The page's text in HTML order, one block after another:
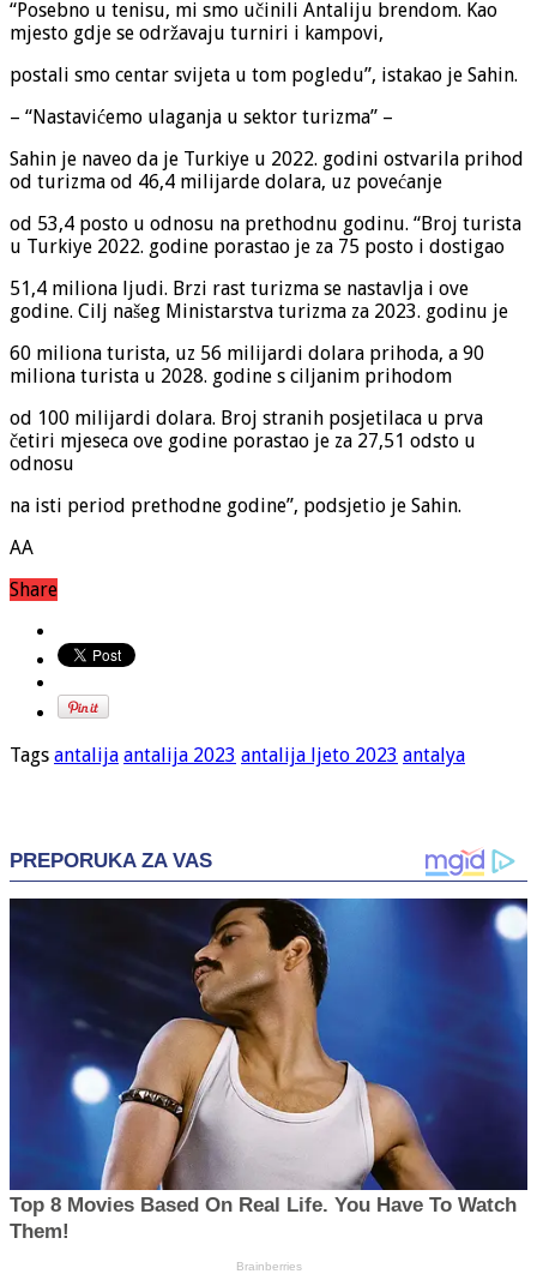
“Posebno u tenisu, mi smo učinili Antaliju brendom. Kao
mjesto gdje se održavaju turniri i kampovi,
postali smo centar svijeta u tom pogledu”, istakao je Sahin.
– “Nastavićemo ulaganja u sektor turizma” –
Sahin je naveo da je Turkiye u 2022. godini ostvarila prihod
od turizma od 46,4 milijarde dolara, uz povećanje
od 53,4 posto u odnosu na prethodnu godinu. “Broj turista
u Turkiye 2022. godine porastao je za 75 posto i dostigao
51,4 miliona ljudi. Brzi rast turizma se nastavlja i ove
godine. Cilj našeg Ministarstva turizma za 2023. godinu je
60 miliona turista, uz 56 milijardi dolara prihoda, a 90
miliona turista u 2028. godine s ciljanim prihodom
od 100 milijardi dolara. Broj stranih posjetilaca u prva
četiri mjeseca ove godine porastao je za 27,51 odsto u
odnosu
na isti period prethodne godine”, podsjetio je Sahin.
AA
Share
Tags antalija antalija 2023 antalija ljeto 2023 antalya